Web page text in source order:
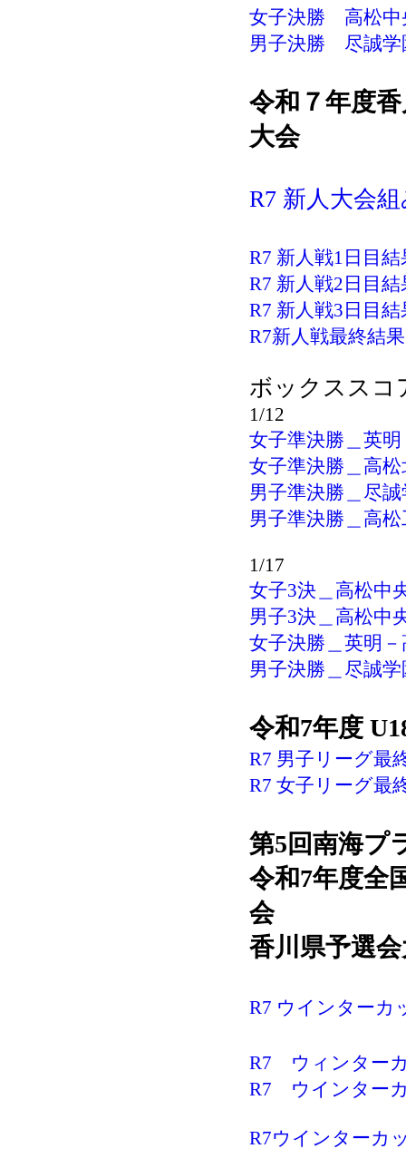
女子決勝 高松中
男子決勝 尽誠学
令和７年度
大会
R7 新人大会
R7 新人戦1日目結
R7 新人戦2日目結
R7 新人戦3日目結
R7新人戦最終結
ボックススコ
1/12
女子準決勝＿英
女子準決勝＿高
男子準決勝＿尽
男子準決勝＿高
1/17
女子3決＿高松中
男子3決＿高松中
女子決勝＿英明
男子決勝＿尽誠
令和7年度
R7 男子リーグ最
R7 女子リーグ最
第5回南海プ
令和7年度全
会
香川県予選会
R7 ウインターカ
R7 ウィンター
R7 ウインター
R7ウインターカ